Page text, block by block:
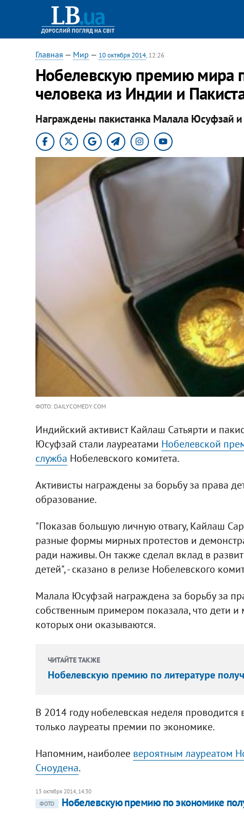
Главная — Мир — 10 октября 2014, 12:26
Нобелевскую премию мира
человека из Индии и
Награждены пакистанка Малала Юсуфзай и
ФОТО: DAILYCOMEDY.COM
Индийский активист Кайлаш Сатьярти и
Юсуфзай стали лауреатами Нобелевской
служба Нобелевского комитета.
Активисты награждены за борьбу за права
образование.
"Показав большую личную отвагу, Кайлаш
разные формы мирных протестов и
ради наживы. Он также сделал вклад в
детей", - сказано в релизе Нобелевского
Малала Юсуфзай награждена за борьбу за
собственным примером показала, что дети и
которых они оказываются.
ЧИТАЙТЕ ТАКЖЕ
Нобелевскую премию по литературе
В 2014 году нобелевская неделя
только лауреаты премии по экономике.
Напомним, наиболее вероятным лауреатом
Сноудена.
13 октября 2014, 14:30
ФОТО
Нобелевскую премию по экономике